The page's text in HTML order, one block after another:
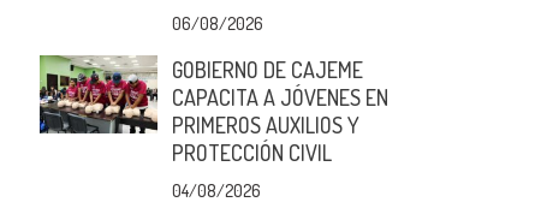
06/08/2026
GOBIERNO DE CAJEME
CAPACITA A JÓVENES EN
PRIMEROS AUXILIOS Y
PROTECCIÓN CIVIL
04/08/2026